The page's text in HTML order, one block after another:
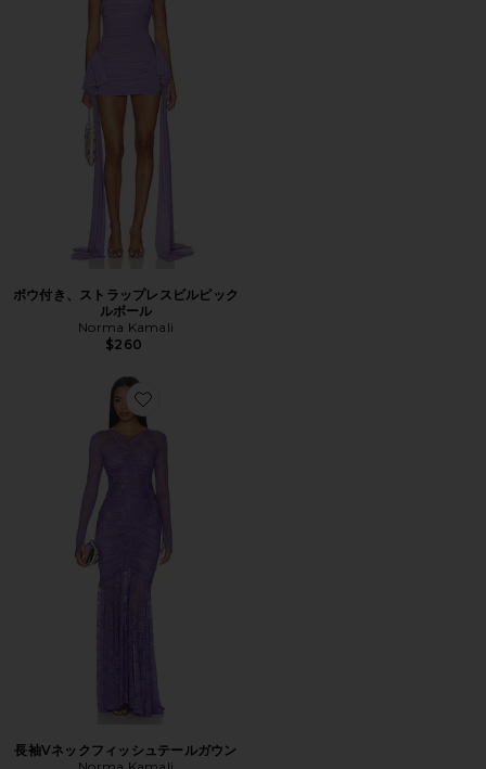
ボウ付き、ストラップレスビルピック
ルボール
Norma Kamali
$260
Favorite 長袖Vネックフィッシュテールガウン
長袖Vネックフィッシュテールガウン